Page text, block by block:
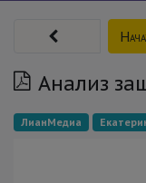
Анализ
ЛианМедиа